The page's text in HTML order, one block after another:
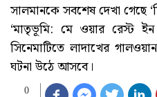
সালমানকে সবশেষ দেখা গেছে
‘মাতৃভূমি: মে ওয়ার রেস্ট
সিনেমাটিতে লাদাখের
ঘটনা উঠে আসবে।
0